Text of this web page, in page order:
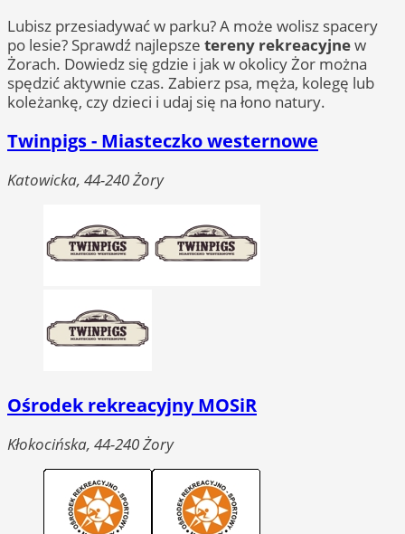
Lubisz przesiadywać w parku? A może wolisz spacery
po lesie? Sprawdź najlepsze tereny rekreacyjnew
Żorach. Dowiedz się gdzie i jak w okolicy Żor można
spędzić aktywnie czas. Zabierz psa, męża, kolegę lub
koleżankę, czy dzieci i udaj się na łono natury.
Twinpigs - Miasteczko westernowe
Katowicka, 44-240 Żory
Ośrodek rekreacyjny MOSiR
Kłokocińska, 44-240 Żory